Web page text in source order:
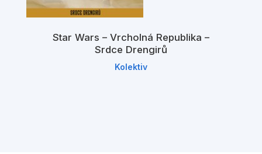
Star Wars – Vrcholná Republika –
Srdce Drengirů
Kolektiv